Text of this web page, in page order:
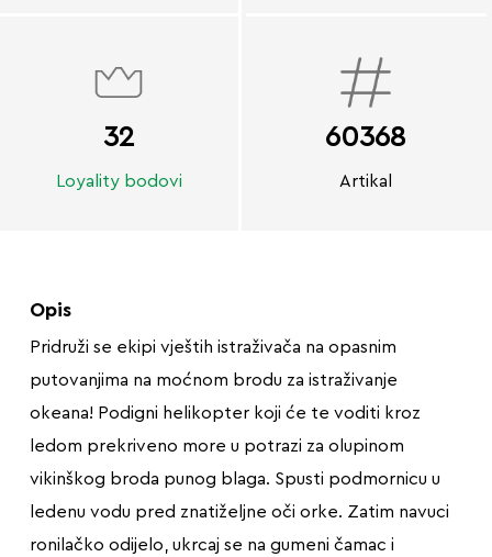
32
Loyality bodovi
60368
Artikal
Opis
Pridruži se ekipi vještih istraživača na opasnim
putovanjima na moćnom brodu za istraživanje
okeana! Podigni helikopter koji će te voditi kroz
ledom prekriveno more u potrazi za olupinom
vikinškog broda punog blaga. Spusti podmornicu u
ledenu vodu pred znatiželjne oči orke. Zatim navuci
ronilačko odijelo, ukrcaj se na gumeni čamac i